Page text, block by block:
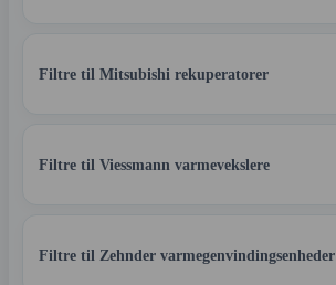
Filtre til Mitsubishi rekuperatorer
Filtre til Viessmann varmevekslere
Filtre til Zehnder varmegenvindingsenheder